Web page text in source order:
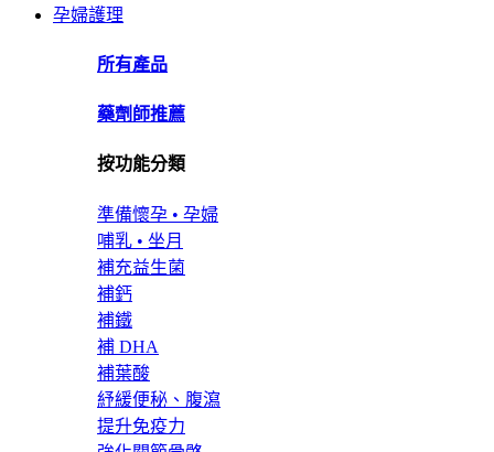
孕婦護理
所有產品
藥劑師推薦
按功能分類
準備懷孕 • 孕婦
哺乳 • 坐月
補充益生菌
補鈣
補鐵
補 DHA
補葉酸
紓緩便秘、腹瀉
提升免疫力